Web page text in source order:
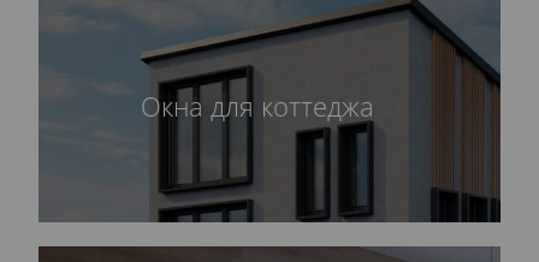
Окна для коттеджа